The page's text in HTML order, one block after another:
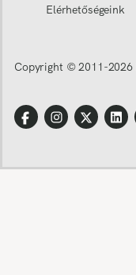
Elérhetőségeink
Copyright © 2011-2026